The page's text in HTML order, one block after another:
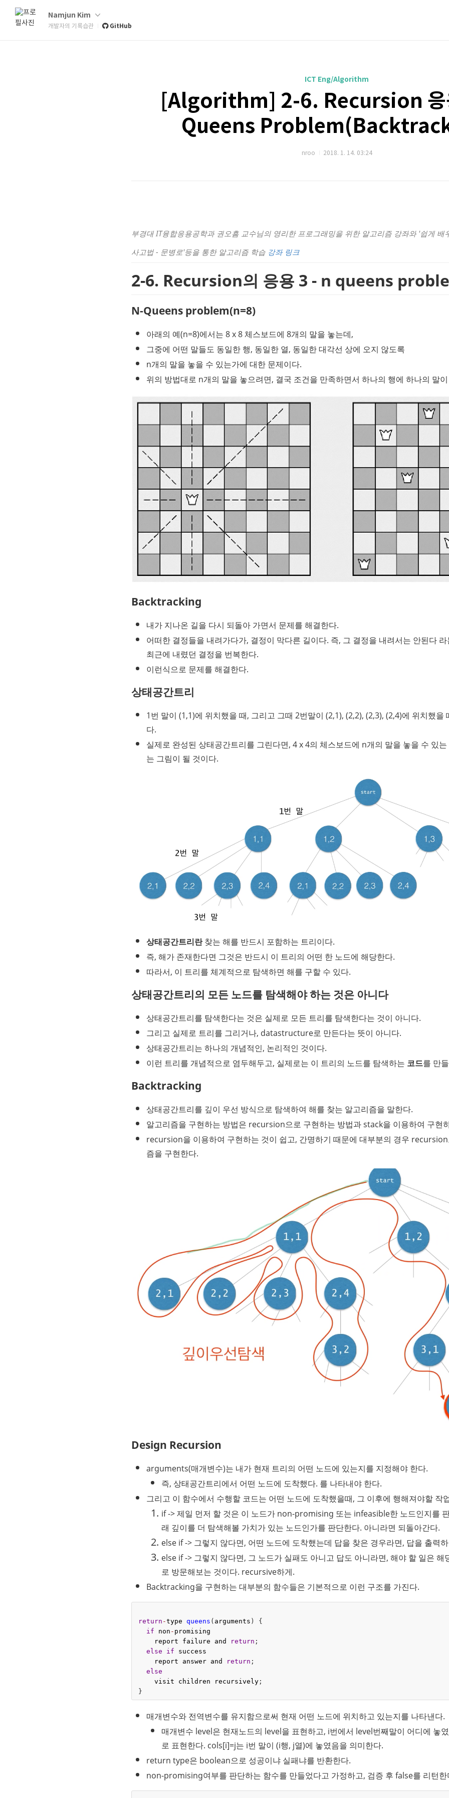
Namjun Kim
개발자의 기록습관 GitHub
ICT Eng/Algorithm
[Algorithm] 2-6. Recursion 응
Queens
nroo 2018. 1. 14. 03:24
부경대 IT융합응용공학과 권오흠 교수님의 영리한 프로그래밍을 위한 알고리즘 강좌와 '쉽게 배
사고법 - 문병로'등을 통한 알고리즘 학습 강좌 링크
2-6. Recursion의 응용 3 - n queens
N-Queens problem(n=8)
아래의 예(n=8)에서는 8 x 8 체스보드에 8개의 말을 놓는데,
그중에 어떤 말들도 동일한 행, 동일한 열, 동일한 대각선 상에 오지 않도록
n개의 말을 놓을 수 있는가에 대한 문제이다.
위의 방법대로 n개의 말을 놓으려면, 결국 조건을 만족하면서 하나의 행에 하나의 말
Backtracking
내가 지나온 길을 다시 되돌아 가면서 문제를 해결한다.
어떠한 결정들을 내려가다가, 결정이 막다른 길이다. 즉, 그 결정을 내려서는 안된다
최근에 내렸던 결정을 번복한다.
이런식으로 문제를 해결한다.
상태공간트리
1번 말이 (1,1)에 위치했을 때, 그리고 그때 2번말이 (2,1), (2,2), (2,3), (2,4)에 위치했
다.
실제로 완성된 상태공간트리를 그린다면, 4 x 4의 체스보드에 n개의 말을 놓을 수 있
는 그림이 될 것이다.
상태공간트리란 찾는 해를 반드시 포함하는 트리이다.
즉, 해가 존재한다면 그것은 반드시 이 트리의 어떤 한 노드에 해당한다.
따라서, 이 트리를 체계적으로 탐색하면 해를 구할 수 있다.
상태공간트리의 모든 노드를 탐색해야 하는 것은 아니다
상태공간트리를 탐색한다는 것은 실제로 모든 트리를 탐색한다는 것이 아니다.
그리고 실제로 트리를 그리거나, datastructure로 만든다는 뜻이 아니다.
상태공간트리는 하나의 개념적인, 논리적인 것이다.
이런 트리를 개념적으로 염두해두고, 실제로는 이 트리의 노드를 탐색하는 코드를 만
Backtracking
상태공간트리를 깊이 우선 방식으로 탐색하여 해를 찾는 알고리즘을 말한다.
알고리즘을 구현하는 방법은 recursion으로 구현하는 방법과 stack을 이용하여 구현
recursion을 이용하여 구현하는 것이 쉽고, 간명하기 때문에 대부분의 경우
즘을 구현한다.
Design Recursion
arguments(매개변수)는 내가 현재 트리의 어떤 노드에 있는지를 지정해야 한다.
즉, 상태공간트리에서 어떤 노드에 도착했다. 를 나타내야 한다.
그리고 이 함수에서 수행할 코드는 어떤 노드에 도착했을때, 그 이후에 행해져야할 작
if -> 제일 먼저 할 것은 이 노드가 non-promising 또는 infeasible한 노드인지를
래 깊이를 더 탐색해볼 가치가 있는 노드인가를 판단한다. 아니라면 되돌아간다.
else if -> 그렇지 않다면, 어떤 노드에 도착했는데 답을 찾은 경우라면, 답을 출력
else if -> 그렇지 않다면, 그 노드가 실패도 아니고 답도 아니라면, 해야 할 일은 해
로 방문해보는 것이다. recursive하게.
Backtracking을 구현하는 대부분의 함수들은 기본적으로 이런 구조를 가진다.
return -type queens ( arguments ) {
if
non - promising
report
failure and return ;
else
if
success
report
answer and return ;
else
visit
children recursively;
}
매개변수와 전역변수를 유지함으로써 현재 어떤 노드에 위치하고 있는지를 나타낸다.
매개변수 level은 현재노드의 level을 표현하고, i번에서 level번째말이 어디에 놓
로 표현한다. cols[i]=j는 i번 말이 (i행, j열)에 놓였음을 의미한다.
return type은 boolean으로 성공이냐 실패냐를 반환한다.
non-promising여부를 판단하는 함수를 만들었다고 가정하고, 검증 후 false를 리턴한